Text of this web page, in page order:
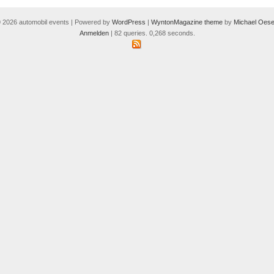
2026 automobil events | Powered by WordPress | WyntonMagazine theme by Michael
Anmelden| 82 queries. 0,268 seconds.